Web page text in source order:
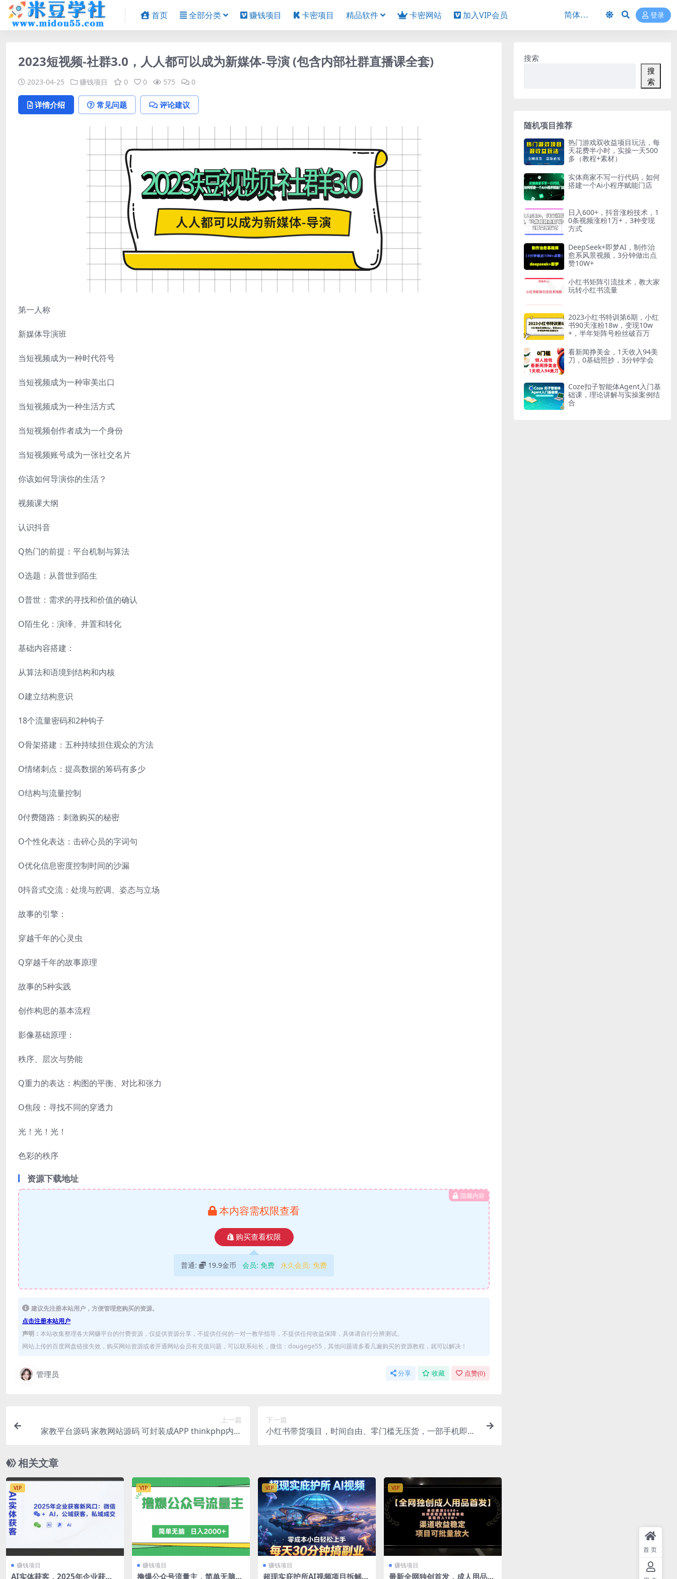
首页 全部分类 赚钱项目 卡密项目 精品软件 卡密网站 加入VIP会员 登录
2023短视频-社群3.0，人人都可以成为新媒体-导演 (包含内部社群直播课全套)
2023-04-25 赚钱项目 0 0 575 0
详情介绍 常见问题 评论建议
第一人称
新媒体导演班
当短视频成为一种时代符号
当短视频成为一种审美出口
当短视频成为一种生活方式
当短视频创作者成为一个身份
当短视频账号成为一张社交名片
你该如何导演你的生活？
视频课大纲
认识抖音
Q热门的前提：平台机制与算法
O选题：从普世到陌生
O普世：需求的寻找和价值的确认
O陌生化：演绎、井置和转化
基础内容搭建：
从算法和语境到结构和内核
O建立结构意识
18个流量密码和2种钩子
O骨架搭建：五种持续担住观众的方法
O情绪刺点：提高数据的筹码有多少
O结构与流量控制
0付费随路：刺激购买的秘密
O个性化表达：击碎心员的字词句
O优化信息密度控制时间的沙漏
0抖音式交流：处境与腔调、姿态与立场
故事的引擎：
穿越千年的心灵虫
Q穿越千年的故事原理
故事的5种实践
创作构思的基本流程
影像基础原理：
秩序、层次与势能
Q重力的表达：构图的平衡、对比和张力
O焦段：寻找不同的穿透力
光！光！光！
色彩的秩序
资源下载地址
隐藏内容
本内容需权限查看
购买查看权限
普通: 19.9金币 会员: 免费 永久会员: 免费
建议先注册本站用户，方便管理您购买的资源。
点击注册本站用户
声明： 本站收集整理各大网赚平台的付费资源，仅提供资源分享，不提供任何的一对一教学指导，不提供任何收益保障，具体请自行分辨测试。
网站上传的百度网盘链接失效，购买网站资源或者开通网站会员有充值问题，可以联系站长，微信：dougege55，其他问题请多看几遍购买的资源教程，就可以解决！
管理员 分享 收藏 点赞(0)
上一篇
家教平台源码 家教网站源码 可封装成APP thinkphp内核
下一篇
小红书带货项目，时间自由、零门槛无压货，一部手机即可
相关文章
VIP
赚钱项目
AI实体获客，2025年企业获客
VIP
赚钱项目
撸爆公众号流量主，简单无脑，
VIP
赚钱项目
超现实庇护所AI视频项目拆解，
VIP
赚钱项目
最新全网独创首发，成人用品赛
搜索
搜
索
随机项目推荐
热门游戏双收益项目玩法，每
天花费半小时，实操一天500
多（教程+素材）
实体商家不写一行代码，如何
搭建一个Ai小程序赋能门店
日入600+，抖音涨粉技术，1
0条视频涨粉1万+，3种变现
方式
DeepSeek+即梦AI，制作治
愈系风景视频，3分钟做出点
赞10W+
小红书矩阵引流技术，教大家
玩转小红书流量
2023小红书特训第6期，小红
书90天涨粉18w，变现10w
+，半年矩阵号粉丝破百万
看新闻挣美金，1天收入94美
刀，0基础照抄，3分钟学会
Coze扣子智能体Agent入门基
础课，理论讲解与实操案例结
合
首页